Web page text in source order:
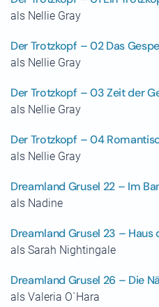
als Nellie Gray
Der Trotzkopf – 02 Das
als Nellie Gray
Der Trotzkopf – 03 Zeit der
als Nellie Gray
Der Trotzkopf – 04
als Nellie Gray
Dreamland Grusel 22 – Im
als Nadine
Dreamland Grusel 23 – Haus
als Sarah Nightingale
Dreamland Grusel 26 – Die
als Valeria O`Hara